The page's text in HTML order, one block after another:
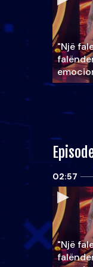
"Një
02:57
"Një